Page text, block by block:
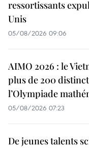
ressortissants
Unis
05/08/2026 09:06
AIMO 2026 : le
plus de 200
l’Olympiade
05/08/2026 07:23
De jeunes talents